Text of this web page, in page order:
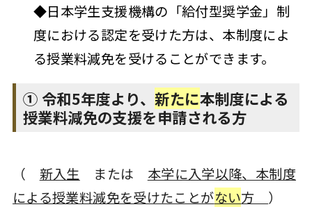
◆日本学生支援機構の「給付型奨学金」制
度における認定を受けた方は、本制度によ
る授業料減免を受けることができます。
① 令和5年度より、新たに本制度による
授業料減免の支援を申請される方
（ 新入生 または 本学に入学以降、本制度
による授業料減免を受けたことがない方 ）